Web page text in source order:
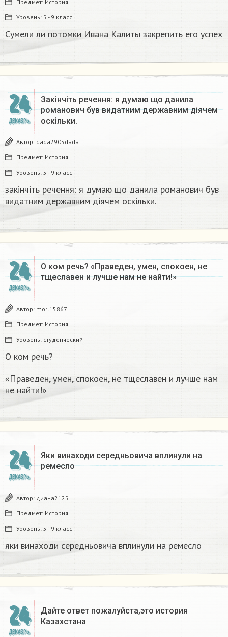
Предмет: История
Уровень: 5 - 9 класс
Сумели ли потомки Ивана Калиты закрепить его успех
24
ДЕКАБРЬ
Закінчіть речення: я думаю що данила
романович був видатним державним діячем
оскільки.
Автор: dada2905dada
Предмет: История
Уровень: 5 - 9 класс
закінчіть речення: я думаю що данила романович був
видатним державним діячем оскільки.
24
ДЕКАБРЬ
О ком речь? «Праведен, умен, спокоен, не
тщеславен и лучше нам не найти!»
Автор: morl15867
Предмет: История
Уровень: студенческий
О ком речь?
«Праведен, умен, спокоен, не тщеславен и лучше нам
не найти!»
24
ДЕКАБРЬ
Яки винаходи середньовича вплинули на
ремесло
Автор: диана2125
Предмет: История
Уровень: 5 - 9 класс
яки винаходи середньовича вплинули на ремесло
24
ДЕКАБРЬ
Дайте ответ пожалуйста,это история
Казахстана